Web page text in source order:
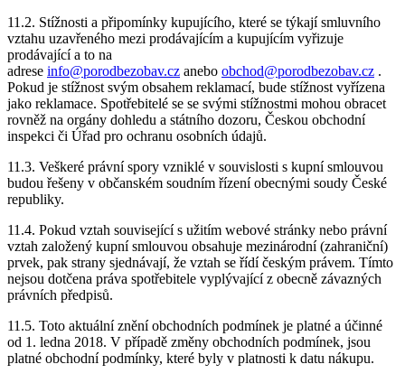
11.2. Stížnosti a připomínky kupujícího, které se týkají smluvního
vztahu uzavřeného mezi prodávajícím a kupujícím vyřizuje
prodávající a to na
adrese info@porodbezobav.cz anebo obchod@porodbezobav.cz .
Pokud je stížnost svým obsahem reklamací, bude stížnost vyřízena
jako reklamace. Spotřebitelé se se svými stížnostmi mohou obracet
rovněž na orgány dohledu a státního dozoru, Českou obchodní
inspekci či Úřad pro ochranu osobních údajů.
11.3. Veškeré právní spory vzniklé v souvislosti s kupní smlouvou
budou řešeny v občanském soudním řízení obecnými soudy České
republiky.
11.4. Pokud vztah související s užitím webové stránky nebo právní
vztah založený kupní smlouvou obsahuje mezinárodní (zahraniční)
prvek, pak strany sjednávají, že vztah se řídí českým právem. Tímto
nejsou dotčena práva spotřebitele vyplývající z obecně závazných
právních předpisů.
11.5. Toto aktuální znění obchodních podmínek je platné a účinné
od 1. ledna 2018. V případě změny obchodních podmínek, jsou
platné obchodní podmínky, které byly v platnosti k datu nákupu.